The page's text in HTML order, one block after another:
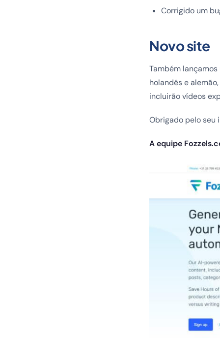
Corrigido um
Novo site
Também
holandês e
incluirão vídeos
Obrigado pelo seu
A equipe